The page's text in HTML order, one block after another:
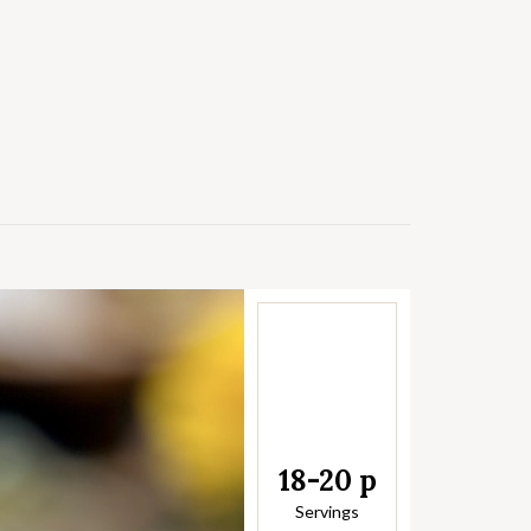
18-20 p
Servings